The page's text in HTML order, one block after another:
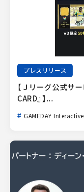
プレスリリース
【Ｊリーグ公式サ
CARD』】...
GAMEDAY Interactive